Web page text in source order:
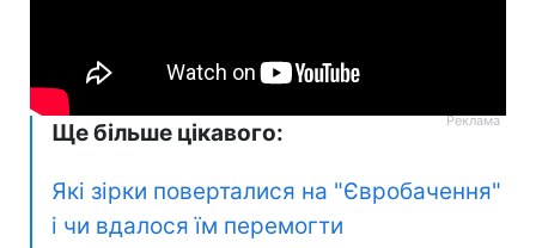
Ще більше цікавого:
Які зірки поверталися на "Євробачення"
і чи вдалося їм перемогти